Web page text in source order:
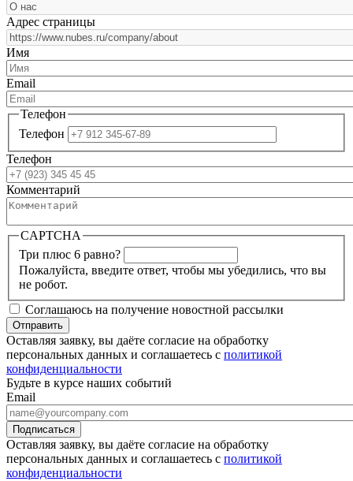
Адрес страницы
Имя
Email
Телефон
Телефон
Телефон
Комментарий
CAPTCHA
Три плюс 6 равно?
Пожалуйста, введите ответ, чтобы мы убедились, что вы
не робот.
Соглашаюсь на получение новостной рассылки
Оставляя заявку, вы даёте согласие на обработку
персональных данных и соглашаетесь с политикой
конфиденциальности
Будьте в курсе наших событий
Email
Оставляя заявку, вы даёте согласие на обработку
персональных данных и соглашаетесь с политикой
конфиденциальности